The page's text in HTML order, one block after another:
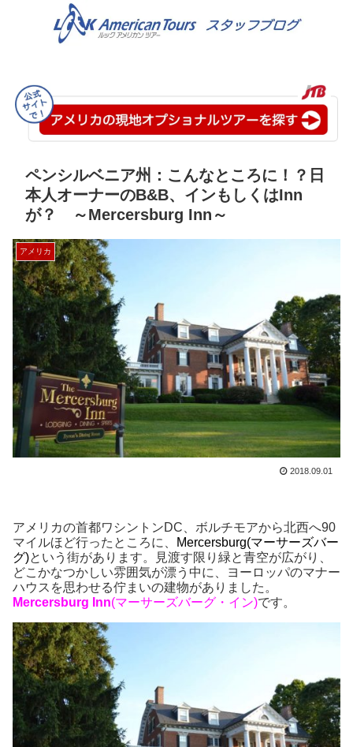
ペンシルベニア州：こんなところに！？日
本人オーナーのB&B、インもしくはInn
が？ ～Mercersburg Inn～
アメリカ
2018.09.01
アメリカの首都ワシントンDC、ボルチモアから北西へ90
マイルほど行ったところに、
Mercersburg(マーサーズバー
グ)という街があります。見渡す限り緑と青空が広がり、
どこかなつかしい雰囲気が漂う中に、ヨーロッパのマナー
ハウスを思わせる佇まいの建物がありました。
Mercersburg Inn(マーサーズバーグ・イン)です。